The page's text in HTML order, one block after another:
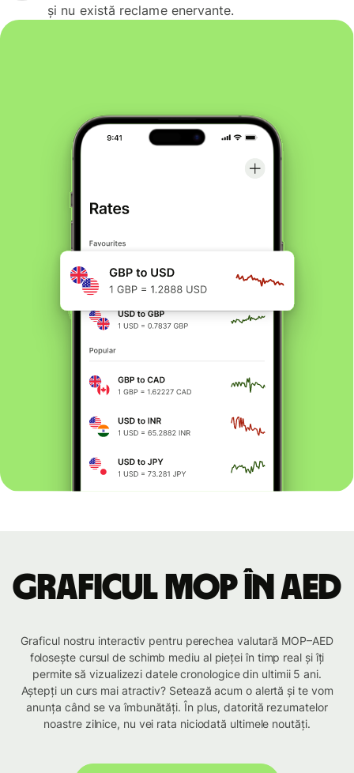
și nu există reclame enervante.
Graficul MOP în AED
Graficul nostru interactiv pentru perechea valutară MOP–AED
folosește cursul de schimb mediu al pieței în timp real și îți
permite să vizualizezi datele cronologice din ultimii 5 ani.
Aștepți un curs mai atractiv? Setează acum o alertă și te vom
anunța când se va îmbunătăți. În plus, datorită rezumatelor
noastre zilnice, nu vei rata niciodată ultimele noutăți.